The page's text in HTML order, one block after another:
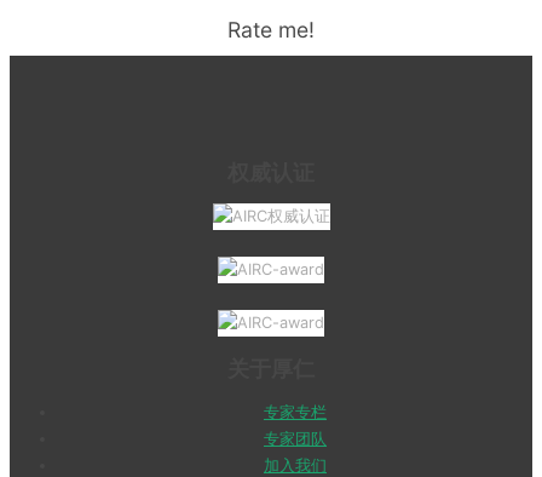
Rate me!
专家专栏
专家团队
加入我们